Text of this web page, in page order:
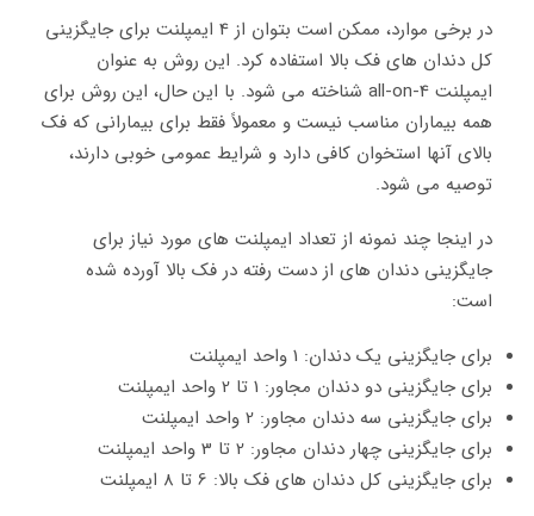
در برخی موارد، ممکن است بتوان از 4 ایمپلنت برای جایگزینی
کل دندان های فک بالا استفاده کرد. این روش به عنوان
ایمپلنت all-on-4 شناخته می شود. با این حال، این روش برای
همه بیماران مناسب نیست و معمولاً فقط برای بیمارانی که فک
بالای آنها استخوان کافی دارد و شرایط عمومی خوبی دارند،
توصیه می شود.
در اینجا چند نمونه از تعداد ایمپلنت های مورد نیاز برای
جایگزینی دندان های از دست رفته در فک بالا آورده شده
است:
برای جایگزینی یک دندان: 1 واحد ایمپلنت
برای جایگزینی دو دندان مجاور: 1 تا 2 واحد ایمپلنت
برای جایگزینی سه دندان مجاور: 2 واحد ایمپلنت
برای جایگزینی چهار دندان مجاور: 2 تا 3 واحد ایمپلنت
برای جایگزینی کل دندان های فک بالا: 6 تا 8 ایمپلنت